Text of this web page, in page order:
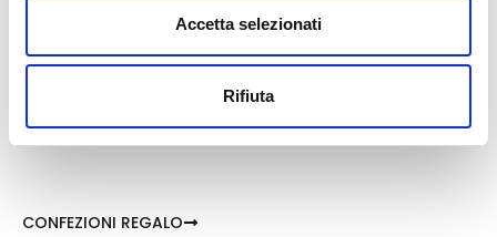
Accetta selezionati
Rifiuta
CONFEZIONI REGALO